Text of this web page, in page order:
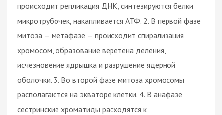
происходит репликация ДНК, синтезируются белки
микротрубочек, накапливается АТФ. 2. В первой фазе
митоза — метафазе — происходит спирализация
хромосом, образование веретена деления,
исчезновение ядрышка и разрушение ядерной
оболочки. 3. Во второй фазе митоза хромосомы
располагаются на экваторе клетки. 4. В анафазе
сестринские хроматиды расходятся к